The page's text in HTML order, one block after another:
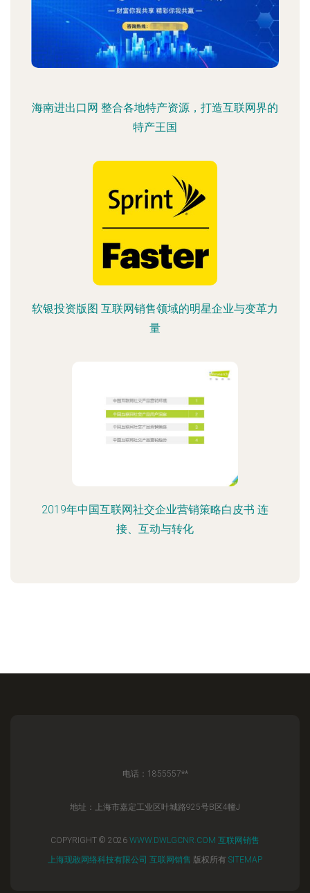
海南进出口网 整合各地特产资源，打造互联网界的
特产王国
软银投资版图 互联网销售领域的明星企业与变革力
量
2019年中国互联网社交企业营销策略白皮书 连
接、互动与转化
电话：1855557**
地址：上海市嘉定工业区叶城路925号B区4幢J
COPYRIGHT © 2026 WWW.DWLGCNR.COM 互联网销售
上海现敢网络科技有限公司 互联网销售 版权所有 SITEMAP